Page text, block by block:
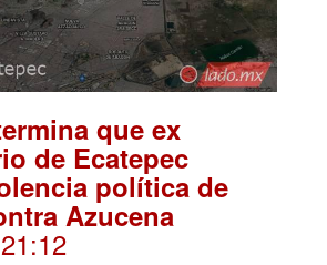
que ex
de Ecatepec
política de
Azucena